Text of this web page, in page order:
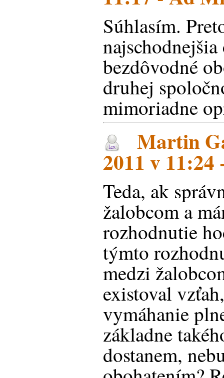
Súhlasím.
najschodnejšia
bezdôvodné
druhej
mimoriadne
Martin
2011 v
Teda, ak
žalobcom a
rozhodnutie
týmto
medzi
existoval
vymáhanie
základne
dostanem,